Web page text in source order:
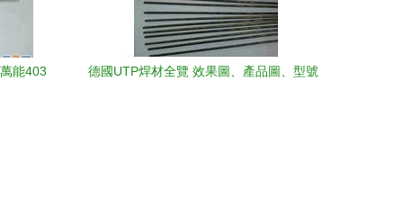
能403
德國UTP焊材全覽 效果圖、產品圖、型號